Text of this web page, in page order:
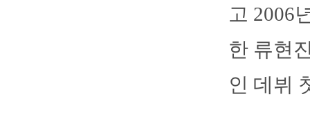
고 2006
한 류현
인 데뷔